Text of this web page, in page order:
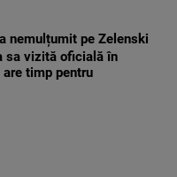
nemulțumit pe Zelenski
sa vizită oficială în
are timp pentru